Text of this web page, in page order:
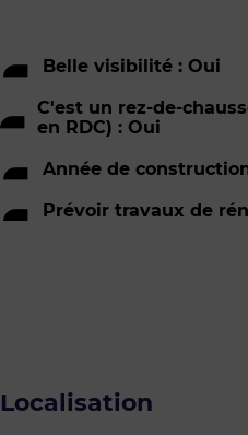
Belle visibilité : Oui
C'est un rez-de-
en RDC) : Oui
Année de
Prévoir travaux de
Localisation